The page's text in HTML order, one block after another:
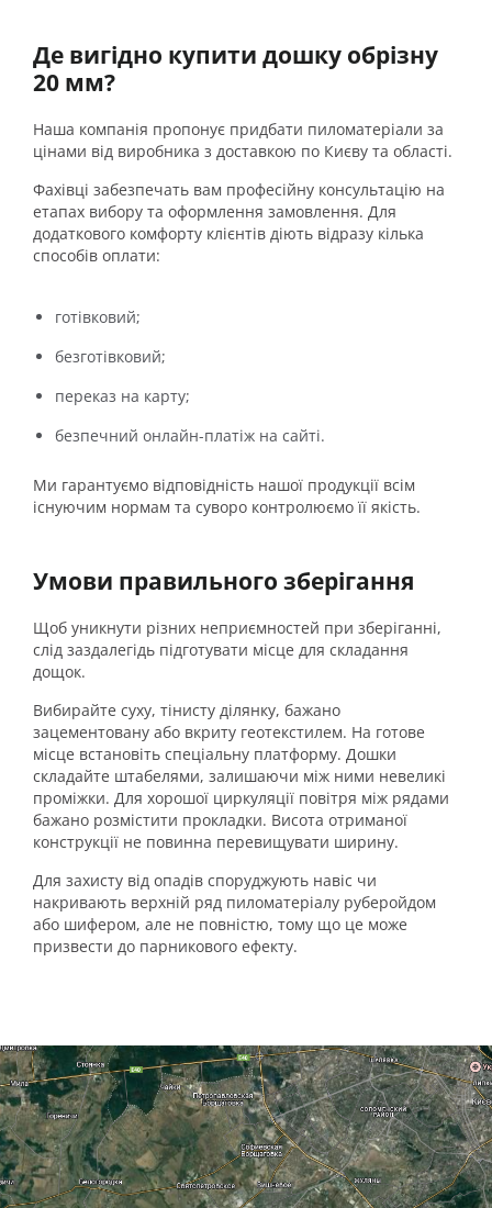
Де вигідно купити дошку обрізну
20 мм?
Наша компанія пропонує придбати пиломатеріали за
цінами від виробника з доставкою по Києву та області.
Фахівці забезпечать вам професійну консультацію на
етапах вибору та оформлення замовлення. Для
додаткового комфорту клієнтів діють відразу кілька
способів оплати:
готівковий;
безготівковий;
переказ на карту;
безпечний онлайн-платіж на сайті.
Ми гарантуємо відповідність нашої продукції всім
існуючим нормам та суворо контролюємо її якість.
Умови правильного зберігання
Щоб уникнути різних неприємностей при зберіганні,
слід заздалегідь підготувати місце для складання
дощок.
Вибирайте суху, тінисту ділянку, бажано
зацементовану або вкриту геотекстилем. На готове
місце встановіть спеціальну платформу. Дошки
складайте штабелями, залишаючи між ними невеликі
проміжки. Для хорошої циркуляції повітря між рядами
бажано розмістити прокладки. Висота отриманої
конструкції не повинна перевищувати ширину.
Для захисту від опадів споруджують навіс чи
накривають верхній ряд пиломатеріалу руберойдом
або шифером, але не повністю, тому що це може
призвести до парникового ефекту.